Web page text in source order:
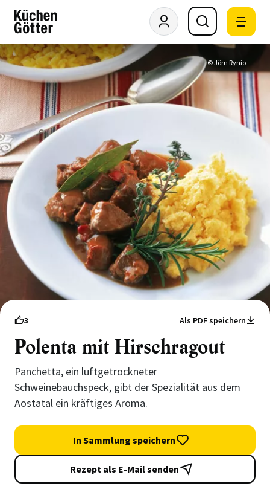
© Jörn Rynio
3 Als PDF speichern
Polenta mit Hirschragout
Panchetta, ein luftgetrockneter
Schweinebauchspeck, gibt der Spezialität aus dem
Aostatal ein kräftiges Aroma.
In Sammlung speichern
Rezept als E-Mail senden